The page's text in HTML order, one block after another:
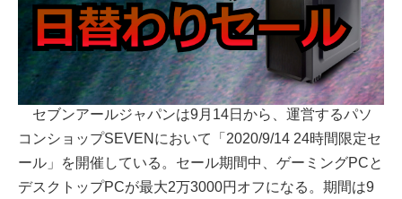
セブンアールジャパンは9月14日から、運営するパソ
コンショップSEVENにおいて「2020/9/14 24時間限定セ
ール」を開催している。セール期間中、ゲーミングPCと
デスクトップPCが最大2万3000円オフになる。期間は9